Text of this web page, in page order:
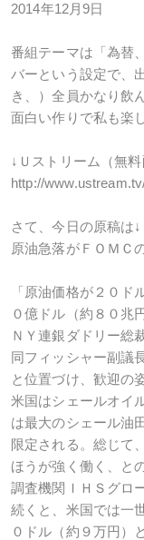
2014年12月9日
番組テーマは「為替
バーという設定で、
き、）全員かなり飲
面白い作りで私も楽
↓ Ｕストリーム（無料
http://
さて、今日の原稿は↓
原油急落がＦＯＭＣ
「原油価格が２０ド
０億ドル（約８０兆
ＮＹ連銀ダドリー総
同フィッシャー副議
と位置づけ、歓迎の
米国はシェールオイ
は最大のシェール油
限定される。総じて
ほうが強く働く、と
調査機関ＩＨＳグロ
続くと、米国では一
０ドル（約９万円）